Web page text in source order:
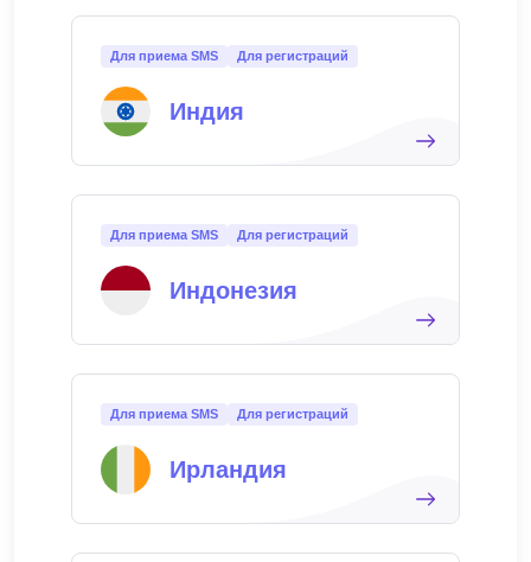
Для приема SMS Для регистраций
Индия
Для приема SMS Для регистраций
Индонезия
Для приема SMS Для регистраций
Ирландия